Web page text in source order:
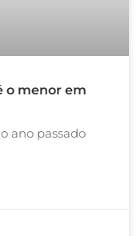
o menor em
ano passado